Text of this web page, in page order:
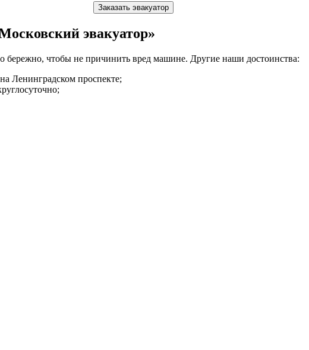
Заказать эвакуатор
эвакуатор»
чтобы не причинить вред машине. Другие наши достоинства:
Ленинградском проспекте;